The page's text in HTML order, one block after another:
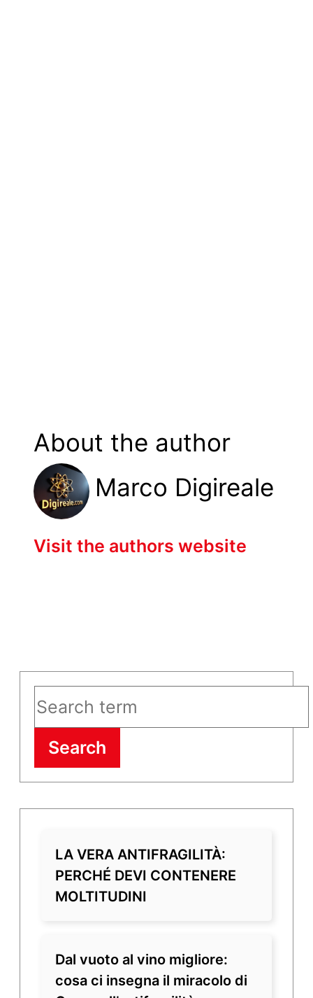
About the author
Marco Digireale
Visit the authors website
Search
LA VERA ANTIFRAGILITÀ:
PERCHÉ DEVI CONTENERE
MOLTITUDINI
Dal vuoto al vino migliore:
cosa ci insegna il miracolo di